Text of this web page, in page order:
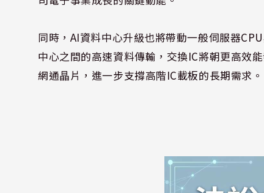
同時，AI資料中心升級也將帶動一般伺服器
中心之間的高速資料傳輸，交換IC將朝更高效
網通晶片，進一步支撐高階IC載板的長期需求。